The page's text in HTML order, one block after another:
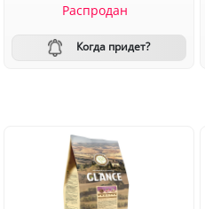
Распродан
Когда придет?